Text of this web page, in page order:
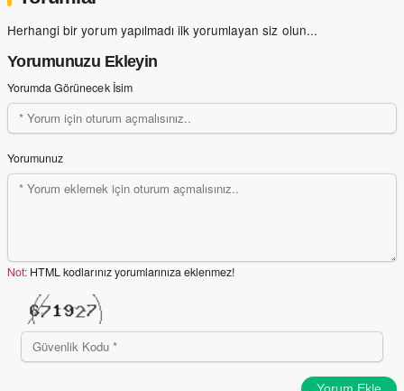
Herhangi bir yorum yapılmadı ilk yorumlayan siz olun...
Yorumunuzu Ekleyin
Yorumda Görünecek İsim
Yorumunuz
Not: HTML kodlarınız yorumlarınıza eklenmez!